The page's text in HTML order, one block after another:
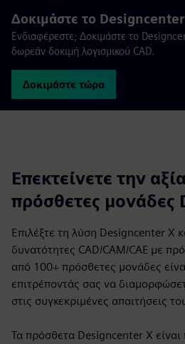
Δοκιμάστε το
Ενδιαφέρεστε; Δοκιμάστε το
δωρεάν δοκιμή λογισμικού CAD.
Δοκιμάστε τώρα
Επεκτείνετε την
πρόσθετες μονάδες
Επιλέξτε τη λύση Designcenter X
δυνατότητες CAD/CAM/CAE με
από 100+ πρόσθετες μονάδες
επιτρέποντάς σας να
στις συγκεκριμένες απαιτήσεις
Τα πρόσθετα Designcenter X